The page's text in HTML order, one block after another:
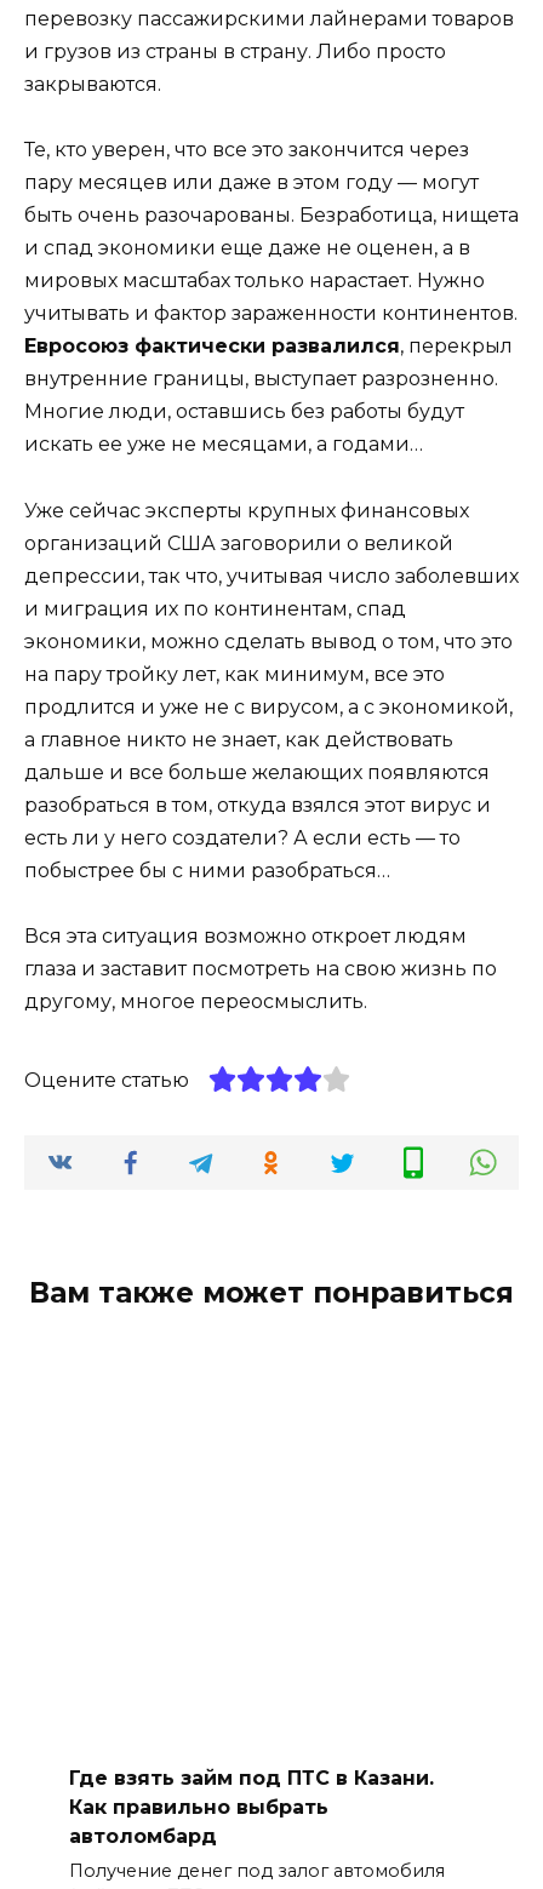
перевозку пассажирскими лайнерами товаров
и грузов из страны в страну. Либо просто
закрываются.
Те, кто уверен, что все это закончится через
пару месяцев или даже в этом году — могут
быть очень разочарованы. Безработица, нищета
и спад экономики еще даже не оценен, а в
мировых масштабах только нарастает. Нужно
учитывать и фактор зараженности континентов.
Евросоюз фактически развалился, перекрыл
внутренние границы, выступает разрозненно.
Многие люди, оставшись без работы будут
искать ее уже не месяцами, а годами…
Уже сейчас эксперты крупных финансовых
организаций США заговорили о великой
депрессии, так что, учитывая число заболевших
и миграция их по континентам, спад
экономики, можно сделать вывод о том, что это
на пару тройку лет, как минимум, все это
продлится и уже не с вирусом, а с экономикой,
а главное никто не знает, как действовать
дальше и все больше желающих появляются
разобраться в том, откуда взялся этот вирус и
есть ли у него создатели? А если есть — то
побыстрее бы с ними разобраться…
Вся эта ситуация возможно откроет людям
глаза и заставит посмотреть на свою жизнь по
другому, многое переосмыслить.
Оцените статью
Вам также может понравиться
Где взять займ под ПТС в Казани.
Как правильно выбрать
автоломбард
Получение денег под залог автомобиля